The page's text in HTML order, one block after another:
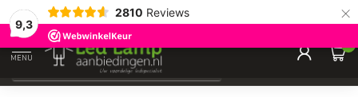
9,3
2810 Reviews ×
Gegarandeerde delaagste prijs
MENU
0